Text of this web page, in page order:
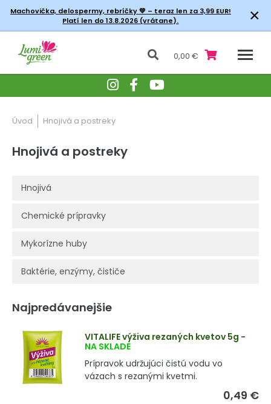
Machovička, delospermy, rebríčky💚 – teraz len za 3,99 EUR!
Platí len do 13.8.2026 (vrátane).
×
0,00 €
Úvod Hnojivá a postreky
Hnojivá a postreky
Hnojivá
Chemické prípravky
Mykorízne huby
Baktérie, enzýmy, čističe
Najpredávanejšie
VITALIFE výživa rezaných kvetov 5g -
NA SKLADE
Prípravok udržujúci čistú vodu vo
vázach s rezanými kvetmi.
0,49 €